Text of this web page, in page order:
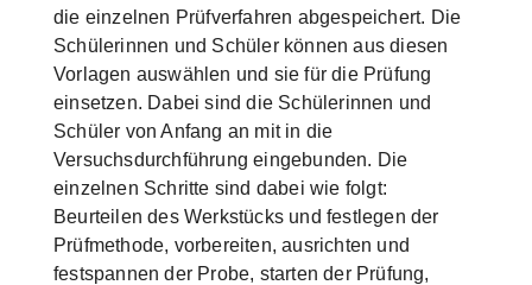
die einzelnen Prüfverfahren abgespeichert. Die
Schülerinnen und Schüler können aus diesen
Vorlagen auswählen und sie für die Prüfung
einsetzen. Dabei sind die Schülerinnen und
Schüler von Anfang an mit in die
Versuchsdurchführung eingebunden. Die
einzelnen Schritte sind dabei wie folgt:
Beurteilen des Werkstücks und festlegen der
Prüfmethode, vorbereiten, ausrichten und
festspannen der Probe, starten der Prüfung,